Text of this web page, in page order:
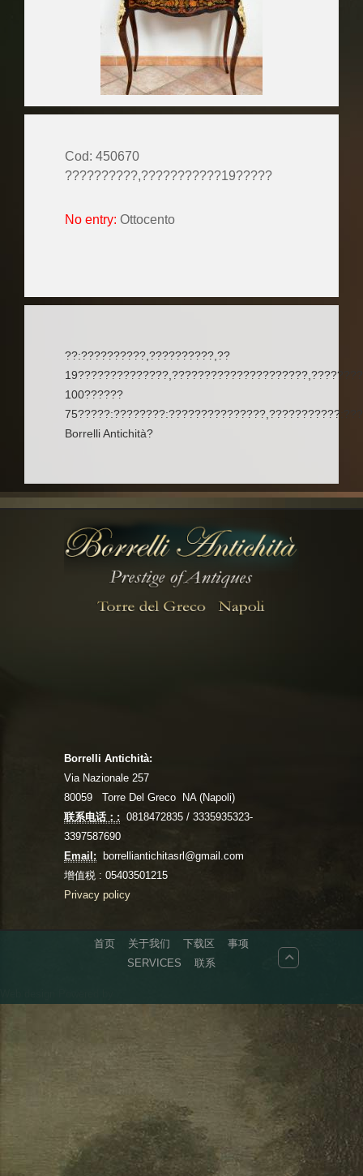
Cod: 450670
??????????,???????????19?????
No entry: Ottocento
??:??????????,??????????,??
100??????
Borrelli Antichità?
Borrelli Antichità:
Via Nazionale 257
80059 Torre Del Greco NA (Napoli)
联系电话：: 0818472835 / 3335935323-
3397587690
Email: borrelliantichitasrl@gmail.com
增值税 : 05403501215
Privacy policy
首页 关于我们 下载区
事项
SERVICES
联系